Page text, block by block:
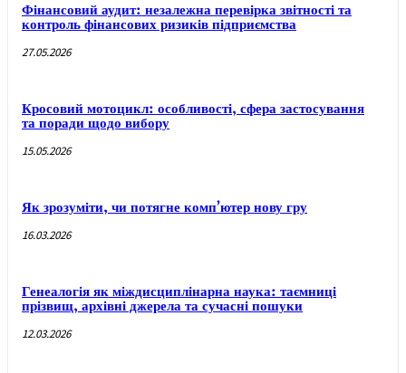
Фінансовий аудит: незалежна перевірка звітності та
контроль фінансових ризиків підприємства
27.05.2026
Кросовий мотоцикл: особливості, сфера застосування
та поради щодо вибору
15.05.2026
Як зрозуміти, чи потягне комп’ютер нову гру
16.03.2026
Генеалогія як міждисциплінарна наука: таємниці
прізвищ, архівні джерела та сучасні пошуки
12.03.2026